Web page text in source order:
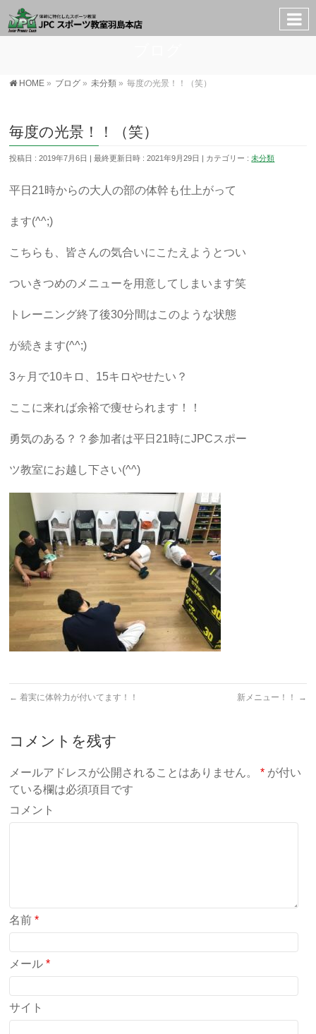
HOME » ブログ » 未分類 » 毎度の光景！！（笑）
毎度の光景！！（笑）
投稿日 : 2019年7月6日 最終更新日時 : 2021年9月29日 カテゴリー :未分類
平日21時からの大人の部の体幹も仕上がって
ます(^^;)
こちらも、皆さんの気合いにこたえようとつい
ついきつめのメニューを用意してしまいます笑
トレーニング終了後30分間はこのような状態
が続きます(^^;)
3ヶ月で10キロ、15キロやせたい？
ここに来れば余裕で痩せられます！！
勇気のある？？参加者は平日21時にJPCスポー
ツ教室にお越し下さい(^^)
← 着実に体幹力が付いてます！！ 新メニュー！！ →
コメントを残す
メールアドレスが公開されることはありません。 * が付い
ている欄は必須項目です
コメント
名前*
メール*
サイト